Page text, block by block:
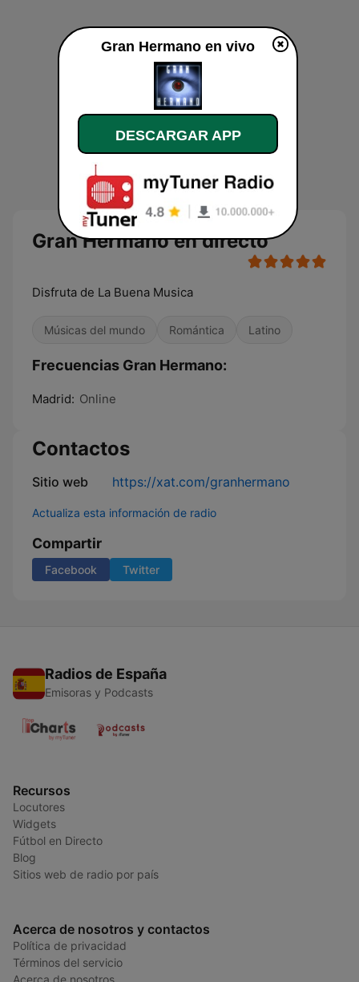
Gran Hermano en directo
Disfruta de La Buena Musica
Músicas del mundo Romántica Latino
Frecuencias Gran Hermano:
Madrid: Online
Contactos
Sitio web https://xat.com/granhermano
Actualiza esta información de radio
Compartir
Facebook Twitter
Radios de España
Emisoras y Podcasts
Recursos
Locutores
Widgets
Fútbol en Directo
Blog
Sitios web de radio por país
Acerca de nosotros y contactos
Política de privacidad
Términos del servicio
Acerca de nosotros
Gran Hermano en vivo
DESCARGAR APP